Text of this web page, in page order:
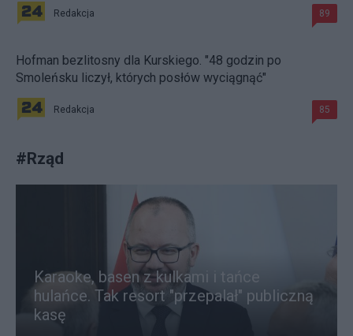
Redakcja 89
Hofman bezlitosny dla Kurskiego. "48 godzin po
Smoleńsku liczył, których posłów wyciągnąć"
Redakcja 85
#Rząd
Karaoke, basen z kulkami i tańce
hulańce. Tak resort "przepalał" publiczną
kasę